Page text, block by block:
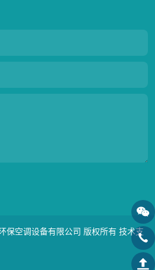
保空调设备有限公司 版权所有 技术支